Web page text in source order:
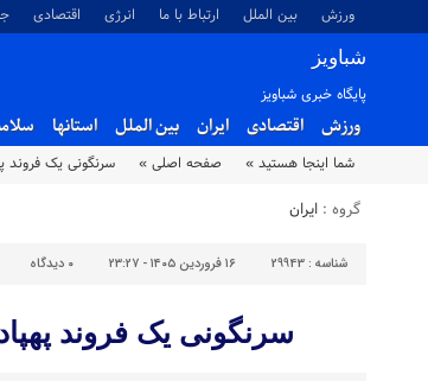
ورزش بین الملل ارتباط با ما انرژی اقتصادی
شباویز
پایگاه خبری شباویز
ورزش اقتصادی ایران بین الملل استانها
شما اینجا هستید » صفحه اصلی » سرنگونی یک فروند
گروه : ایران
شناسه : 29943 ۱۶ فروردین ۱۴۰۵ - ۲۳:۲۷ ۰ دیدگاه
سرنگونی یک فروند